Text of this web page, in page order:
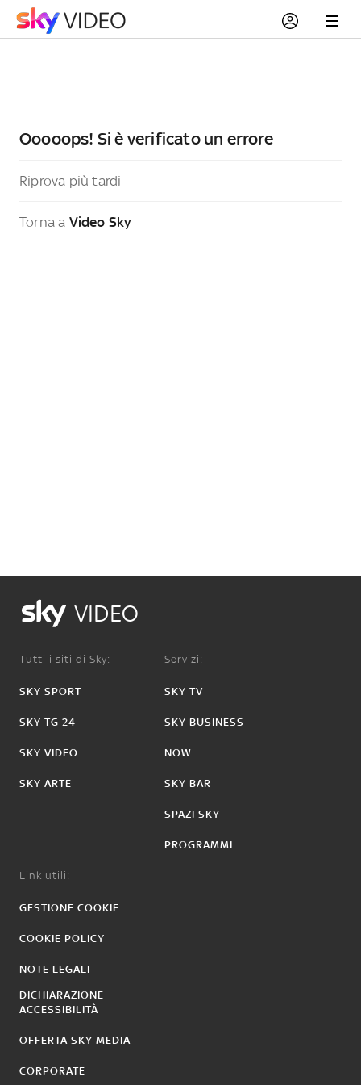
Ooooops! Si è verificato un errore
Riprova più tardi
Torna a Video Sky
VIDEO
Tutti i siti di Sky:
SKY SPORT
SKY TG 24
SKY VIDEO
SKY ARTE
Servizi:
SKY TV
SKY BUSINESS
NOW
SKY BAR
SPAZI SKY
PROGRAMMI
Link utili:
GESTIONE COOKIE
COOKIE POLICY
NOTE LEGALI
DICHIARAZIONE
ACCESSIBILITÀ
OFFERTA SKY MEDIA
CORPORATE